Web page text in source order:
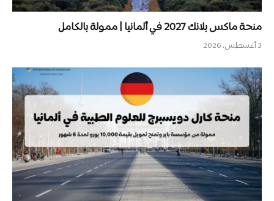
منحة ماكس بلانك 2027 في ألمانيا | ممولة بالكامل
3 أغسطس، 2026